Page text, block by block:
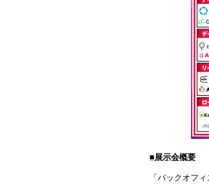
■展示会概要
「バックオフ